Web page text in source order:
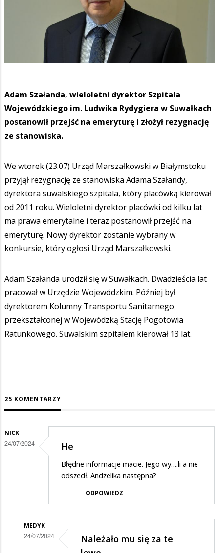
Adam Szałanda, wieloletni dyrektor Szpitala
Wojewódzkiego im. Ludwika Rydygiera w Suwałkach
postanowił przejść na emeryturę i złożył rezygnację
ze stanowiska.
We wtorek (23.07) Urząd Marszałkowski w Białymstoku
przyjął rezygnację ze stanowiska Adama Szałandy,
dyrektora suwalskiego szpitala, który placówką kierował
od 2011 roku. Wieloletni dyrektor placówki od kilku lat
ma prawa emerytalne i teraz postanowił przejść na
emeryturę. Nowy dyrektor zostanie wybrany w
konkursie, który ogłosi Urząd Marszałkowski.
Adam Szałanda urodził się w Suwałkach. Dwadzieścia lat
pracował w Urzędzie Wojewódzkim. Później był
dyrektorem Kolumny Transportu Sanitarnego,
przekształconej w Wojewódzką Stację Pogotowia
Ratunkowego. Suwalskim szpitalem kierował 13 lat.
25 KOMENTARZY
NICK
24/07/2024 He
Błędne informacje macie. Jego wy….li a nie
odszedł. Andżelika następna?
ODPOWIEDZ
MEDYK
24/07/2024
Należało mu się za te